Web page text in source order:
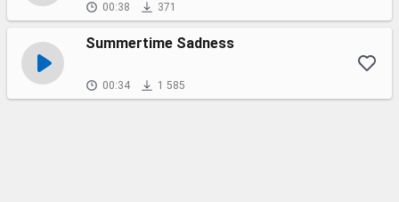
00:38 371
Summertime Sadness
00:34 1 585